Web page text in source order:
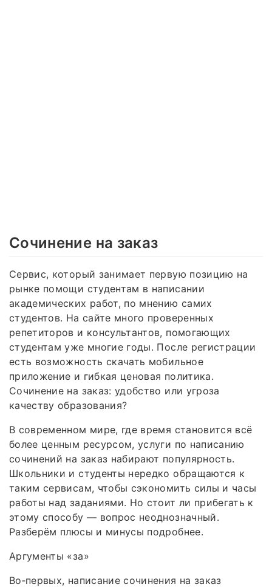
Сочинение на заказ
Сервис, который занимает первую позицию на
рынке помощи студентам в написании
академических работ, по мнению самих
студентов. На сайте много проверенных
репетиторов и консультантов, помогающих
студентам уже многие годы. После регистрации
есть возможность скачать мобильное
приложение и гибкая ценовая политика.
Сочинение на заказ: удобство или угроза
качеству образования?
В современном мире, где время становится всё
более ценным ресурсом, услуги по написанию
сочинений на заказ набирают популярность.
Школьники и студенты нередко обращаются к
таким сервисам, чтобы сэкономить силы и часы
работы над заданиями. Но стоит ли прибегать к
этому способу — вопрос неоднозначный.
Разберём плюсы и минусы подробнее.
Аргументы «за»
Во‑первых, написание сочинения на заказ